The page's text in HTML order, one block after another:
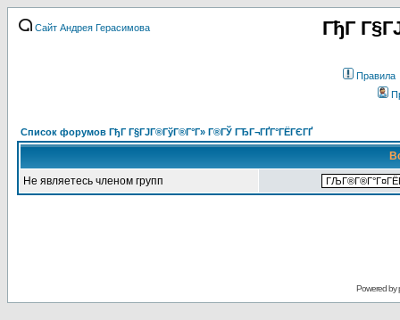
Сайт Андрея Герасимова ГђГ
Правила
Список форумов ГђГ Г§ГЈГ®ГўГ®Г°Г» Г®ГЎ ГЂГ¬ГҐГ°ГЁГЄГҐ
Не являетесь членом групп
Powered by